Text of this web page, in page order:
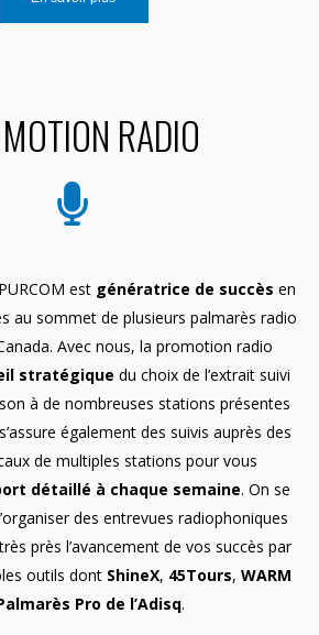
RADIO
est génératrice de succès en
au sommet de plusieurs palmarès radio
Avec nous, la promotion radio
stratégique du choix de l’extrait suivi
à de nombreuses stations présentes
également des suivis auprès des
de multiples stations pour vous
détaillé à chaque semaine. On se
des entrevues radiophoniques
près l’avancement de vos succès par
outils dont ShineX, 45Tours, WARM
Pro de l’Adisq.